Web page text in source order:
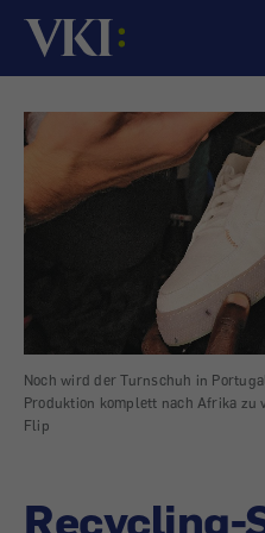
Startseite
Noch wird der Turnschuh in
Produktion komplett nach Afrika zu
Flip
Recycling-